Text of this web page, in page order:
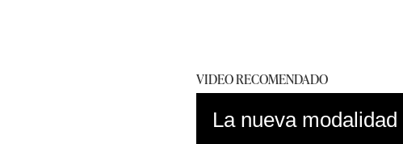
VIDEO RECOMENDADO